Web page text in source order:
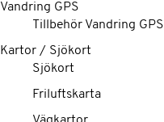
Vandring GPS
Tillbehör Vandring GPS
Kartor / Sjökort
Sjökort
Friluftskarta